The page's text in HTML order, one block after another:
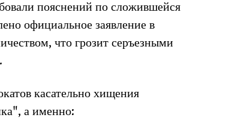
пояснений по сложившейся
официальное заявление в
что грозит серъезными
касательно хищения
а именно: